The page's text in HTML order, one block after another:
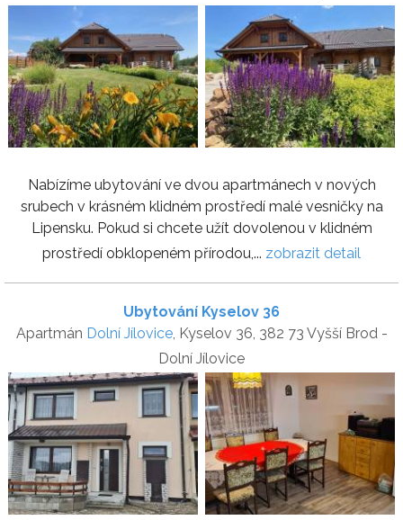
Nabízíme ubytování ve dvou apartmánech v nových
srubech v krásném klidném prostředí malé vesničky na
Lipensku. Pokud si chcete užít dovolenou v klidném
prostředí obklopeném přírodou,... zobrazit detail
Ubytování Kyselov 36
Apartmán Dolní Jílovice, Kyselov 36, 382 73 Vyšší Brod -
Dolní Jílovice